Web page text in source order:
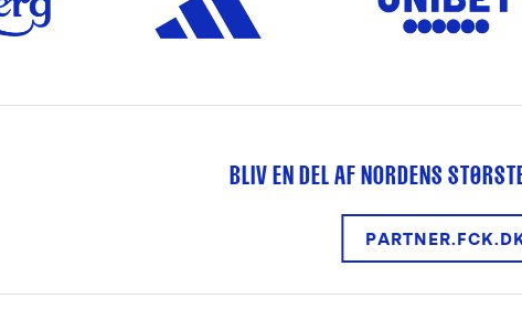
BLIV EN DEL AF NORDENS